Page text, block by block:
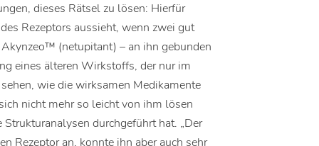
dieses Rätsel zu lösen: Hierfür
Rezeptors aussieht, wenn zwei gut
(netupitant) – an ihn gebunden
eines älteren Wirkstoffs, der nur im
wie die wirksamen Medikamente
nicht mehr so leicht von ihm lösen
durchgeführt hat. „Der
Rezeptor an, konnte ihn aber auch sehr